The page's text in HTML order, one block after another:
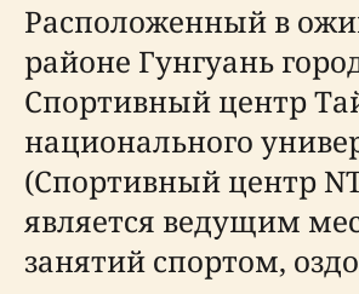
Расположенный в
районе Гунгуань
Спортивный центр
национального
(Спортивный центр
является ведущим
занятий спортом,